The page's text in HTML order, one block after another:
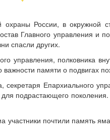
России, в окружной
Главного управления и
спасли других.
управления, полковника
памяти о подвигах
Епархиального
для подрастающего
почтили память